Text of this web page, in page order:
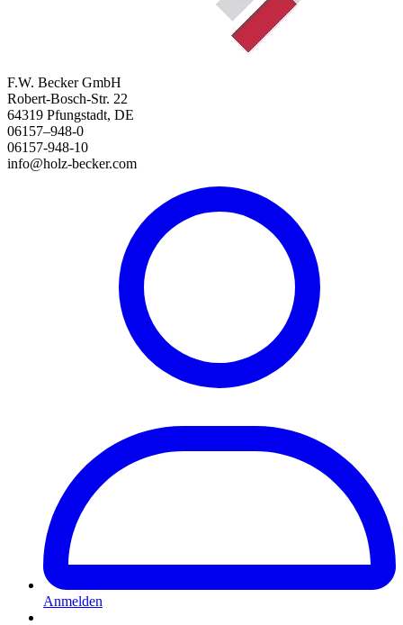
F.W. Becker GmbH
Robert-Bosch-Str. 22
64319 Pfungstadt, DE
06157–948-0
06157-948-10
info@holz-becker.com
Anmelden